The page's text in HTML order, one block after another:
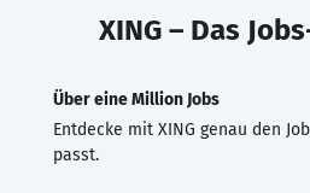
XING – Das
Über eine Million Jobs
Entdecke mit XING genau den
passt.